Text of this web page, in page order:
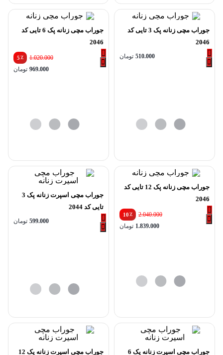
جوراب مچی زنانه پک 3 تایی کد
2046
تومان 510.000
جوراب مچی زنانه پک 6 تایی کد
2046
٪5
1.020.000
تومان 969.000
جوراب مچی زنانه پک 12 تایی کد
2046
٪10
2.040.000
تومان 1.839.000
جوراب مچی اسپرت زنانه پک 3
تایی کد 2044
تومان 599.000
جوراب مچی اسپرت زنانه پک 6
جوراب مچی اسپرت زنانه پک 12